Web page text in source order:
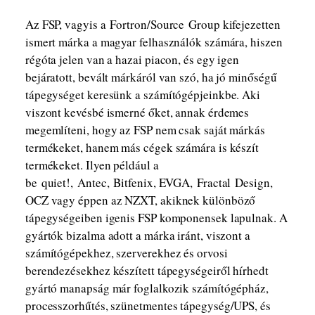
Az FSP, vagyis a Fortron/Source Group kifejezetten
ismert márka a magyar felhasználók számára, hiszen
régóta jelen van a hazai piacon, és egy igen
bejáratott, bevált márkáról van szó, ha jó minőségű
tápegységet keresünk a számítógépjeinkbe. Aki
viszont kevésbé ismerné őket, annak érdemes
megemlíteni, hogy az FSP nem csak saját márkás
termékeket, hanem más cégek számára is készít
termékeket. Ilyen például a
be quiet!, Antec, Bitfenix, EVGA, Fractal Design,
OCZ vagy éppen az NZXT, akiknek különböző
tápegységeiben igenis FSP komponensek lapulnak. A
gyártók bizalma adott a márka iránt, viszont a
számítógépekhez, szerverekhez és orvosi
berendezésekhez készített tápegységeiről hírhedt
gyártó manapság már foglalkozik számítógépház,
processzorhűtés, szünetmentes tápegység/UPS, és